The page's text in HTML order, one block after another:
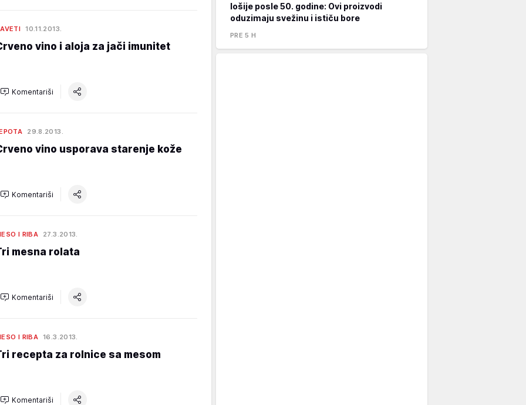
10.11.2013.
vino i aloja za jači imunitet
Komentariši
29.8.2013.
vino usporava starenje kože
Komentariši
I RIBA 27.3.2013.
mesna rolata
Komentariši
I RIBA 16.3.2013.
recepta za rolnice sa mesom
Komentariši
lošije posle 50. godine: Ovi proizvodi
oduzimaju svežinu i ističu bore
PRE 5 H